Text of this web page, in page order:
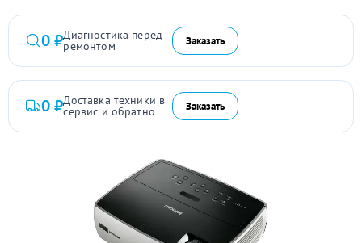
0 ₽Диагностика перед
ремонтом Заказать
0 ₽Доставка техники в
сервис и обратно Заказать